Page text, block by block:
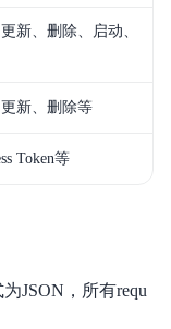
新、删除、启动、
新、删除等
Token等
JSON，所有requ